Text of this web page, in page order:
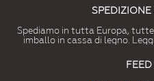
SPEDIZIONE
Spediamo in tutta Europa,
imballo in cassa di legno.